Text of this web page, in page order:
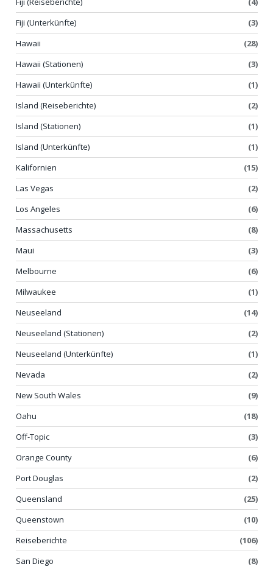
Fiji (Unterkünfte)
(3)
Hawaii
(28)
Hawaii (Stationen)
(3)
Hawaii (Unterkünfte)
(1)
Island (Reiseberichte)
(2)
Island (Stationen)
(1)
Island (Unterkünfte)
(1)
Kalifornien
(15)
Las Vegas
(2)
Los Angeles
(6)
Massachusetts
(8)
Maui
(3)
Melbourne
(6)
Milwaukee
(1)
Neuseeland
(14)
Neuseeland (Stationen)
(2)
Neuseeland (Unterkünfte)
(1)
Nevada
(2)
New South Wales
(9)
Oahu
(18)
Off-Topic
(3)
Orange County
(6)
Port Douglas
(2)
Queensland
(25)
Queenstown
(10)
Reiseberichte
(106)
San Diego
(8)